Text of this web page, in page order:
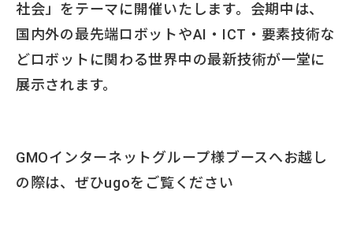
社会」をテーマに開催いたします。会期中は、
国内外の最先端ロボットやAI・ICT・要素技術な
どロボットに関わる世界中の最新技術が一堂に
展示されます。
GMOインターネットグループ様ブースへお越し
の際は、ぜひugoをご覧ください